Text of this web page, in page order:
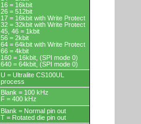
16 = 16kbit
26 = 512bit
17 = 16kbit with Write Protect
32 = 32kbit with Write Protect
45, 46 = 1kbit
56 = 2kbit
64 = 64kbit with Write Protect
66 = 4kbit
160 = 16kbit, (SPI mode 0)
640 = 64kbit, (SPI mode 0)
U = Ultralite CS100UL
process
Blank = 100 kHz
F = 400 kHz
Blank = Normal pin out
T = Rotated die pin out